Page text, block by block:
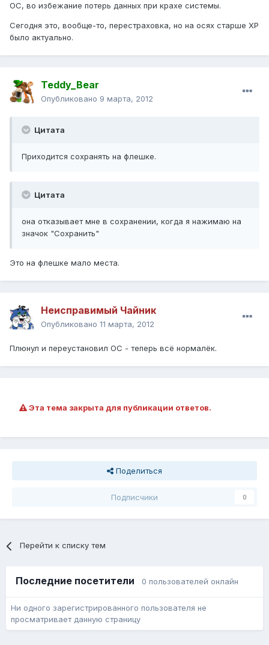
ОС, во избежание потерь данных при крахе системы.
Сегодня это, вообще-то, перестраховка, но на осях старше ХР
было актуально.
Teddy_Bear
Опубликовано 9 марта, 2012
Цитата
Приходится сохранять на флешке.
Цитата
она отказывает мне в сохранении, когда я нажимаю на
значок "Сохранить"
Это на флешке мало места.
Неисправимый Чайник
Опубликовано 11 марта, 2012
Плюнул и переустановил ОС - теперь всё нормалёк.
Эта тема закрыта для публикации ответов.
Поделиться
Подписчики 0
Перейти к списку тем
Последние посетители 0 пользователей онлайн
Ни одного зарегистрированного пользователя не
просматривает данную страницу